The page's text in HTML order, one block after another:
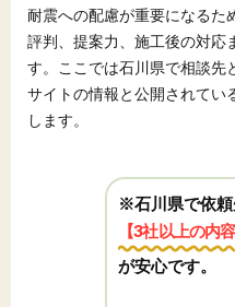
耐震への配慮が重要になるた
評判、提案力、施工後の対応
す。ここでは石川県で相談先
サイトの情報と公開されてい
します。
※石川県で依頼
【3社以上の内
が安心です。